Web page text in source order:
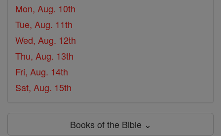
Mon, Aug. 10th
Tue, Aug. 11th
Wed, Aug. 12th
Thu, Aug. 13th
Fri, Aug. 14th
Sat, Aug. 15th
Books of the Bible ⌄